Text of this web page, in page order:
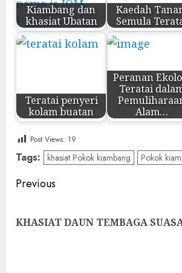
Kiambang dan
khasiat Ubatan
Kaedah
Semula
Teratai penyeri
kolam buatan
Peranan
Teratai
Alam…
Post Views: 19
Tags: khasiat Pokok kiambang Pokok
Post
Previous
KHASIAT DAUN TEMBAGA